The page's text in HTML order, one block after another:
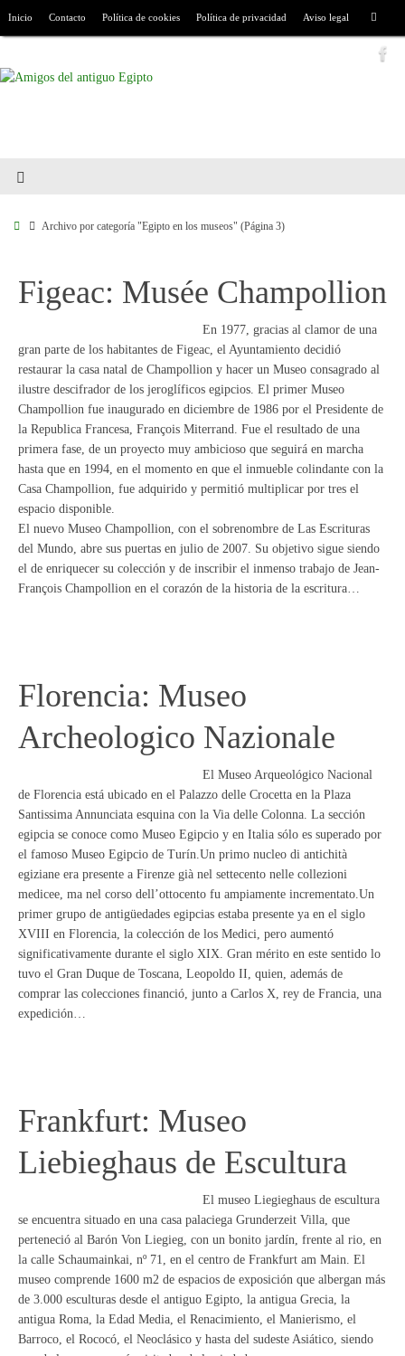
Inicio Contacto Política de cookies Política de privacidad Aviso legal
Archivo por categoría "Egipto en los museos" (Página 3)
Figeac: Musée Champollion
En 1977, gracias al clamor de una
gran parte de los habitantes de Figeac, el Ayuntamiento decidió
restaurar la casa natal de Champollion y hacer un Museo consagrado al
ilustre descifrador de los jeroglíficos egipcios. El primer Museo
Champollion fue inaugurado en diciembre de 1986 por el Presidente de
la Republica Francesa, François Miterrand. Fue el resultado de una
primera fase, de un proyecto muy ambicioso que seguirá en marcha
hasta que en 1994, en el momento en que el inmueble colindante con la
Casa Champollion, fue adquirido y permitió multiplicar por tres el
espacio disponible.
El nuevo Museo Champollion, con el sobrenombre de Las Escrituras
del Mundo, abre sus puertas en julio de 2007. Su objetivo sigue siendo
el de enriquecer su colección y de inscribir el inmenso trabajo de Jean-
François Champollion en el corazón de la historia de la escritura…
Florencia: Museo
Archeologico Nazionale
El Museo Arqueológico Nacional
de Florencia está ubicado en el Palazzo delle Crocetta en la Plaza
Santissima Annunciata esquina con la Via delle Colonna. La sección
egipcia se conoce como Museo Egipcio y en Italia sólo es superado por
el famoso Museo Egipcio de Turín.Un primo nucleo di antichità
egiziane era presente a Firenze già nel settecento nelle collezioni
medicee, ma nel corso dell’ottocento fu ampiamente incrementato.Un
primer grupo de antigüedades egipcias estaba presente ya en el siglo
XVIII en Florencia, la colección de los Medici, pero aumentó
significativamente durante el siglo XIX. Gran mérito en este sentido lo
tuvo el Gran Duque de Toscana, Leopoldo II, quien, además de
comprar las colecciones financió, junto a Carlos X, rey de Francia, una
expedición…
Frankfurt: Museo
Liebieghaus de Escultura
El museo Liegieghaus de escultura
se encuentra situado en una casa palaciega Grunderzeit Villa, que
perteneció al Barón Von Liegieg, con un bonito jardín, frente al rio, en
la calle Schaumainkai, nº 71, en el centro de Frankfurt am Main. El
museo comprende 1600 m2 de espacios de exposición que albergan más
de 3.000 esculturas desde el antiguo Egipto, la antigua Grecia, la
antigua Roma, la Edad Media, el Renacimiento, el Manierismo, el
Barroco, el Rococó, el Neoclásico y hasta del sudeste Asiático, siendo